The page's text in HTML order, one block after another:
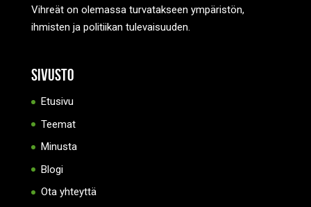
Vihreät on olemassa turvatakseen ympäristön,
ihmisten ja politiikan tulevaisuuden.
Sivusto
Etusivu
Teemat
Minusta
Blogi
Ota yhteyttä